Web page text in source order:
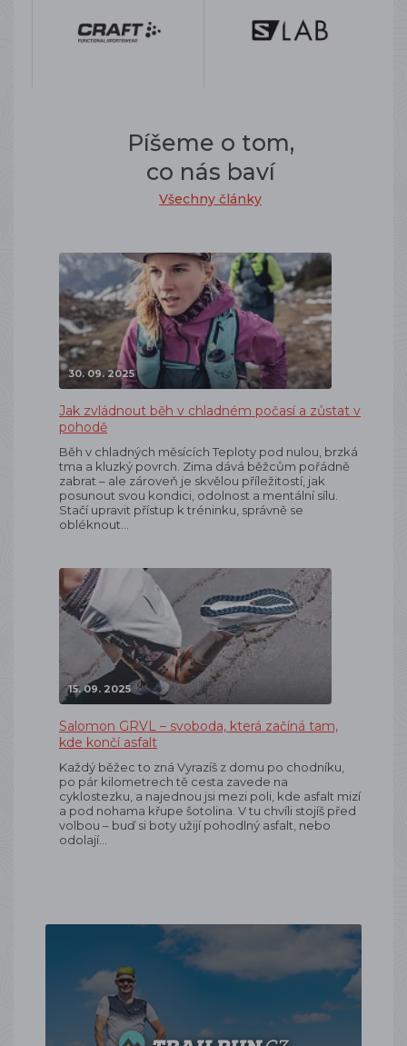
Píšeme o tom,
co nás baví
Všechny články
30. 09. 2025
Jak zvládnout běh v chladném počasí a zůstat v
pohodě
Běh v chladných měsících Teploty pod nulou, brzká
tma a kluzký povrch. Zima dává běžcům pořádně
zabrat – ale zároveň je skvělou příležitostí, jak
posunout svou kondici, odolnost a mentální sílu.
Stačí upravit přístup k tréninku, správně se
obléknout…
15. 09. 2025
Salomon GRVL – svoboda, která začíná tam,
kde končí asfalt
Každý běžec to zná Vyrazíš z domu po chodníku,
po pár kilometrech tě cesta zavede na
cyklostezku, a najednou jsi mezi poli, kde asfalt mizí
a pod nohama křupe šotolina. V tu chvíli stojíš před
volbou – buď si boty užijí pohodlný asfalt, nebo
odolají…